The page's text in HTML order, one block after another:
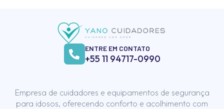
ENTRE EM CONTATO
+55 11 94717-0990
Empresa de cuidadores e equipamentos de segurança
para idosos, oferecendo conforto e acolhimento com